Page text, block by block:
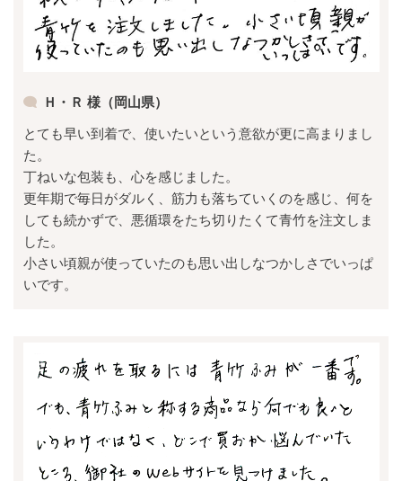
Ｈ・Ｒ 様（岡山県）
とても早い到着で、使いたいという意欲が更に高まりまし
た。
丁ねいな包装も、心を感じました。
更年期で毎日がダルく、筋力も落ちていくのを感じ、何を
しても続かずで、悪循環をたち切りたくて青竹を注文しま
した。
小さい頃親が使っていたのも思い出しなつかしさでいっぱ
いです。